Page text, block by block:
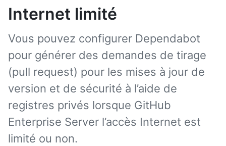
Internet limité
Vous pouvez configurer Dependabot
pour générer des demandes de tirage
(pull request) pour les mises à jour de
version et de sécurité à l’aide de
registres privés lorsque GitHub
Enterprise Server l’accès Internet est
limité ou non.